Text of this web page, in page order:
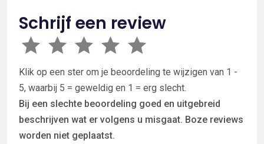
Schrijf een review
Klik op een ster om je beoordeling te wijzigen van 1 -
5, waarbij 5 = geweldig en 1 = erg slecht.
Bij een slechte beoordeling goed en uitgebreid
beschrijven wat er volgens u misgaat. Boze reviews
worden niet geplaatst.